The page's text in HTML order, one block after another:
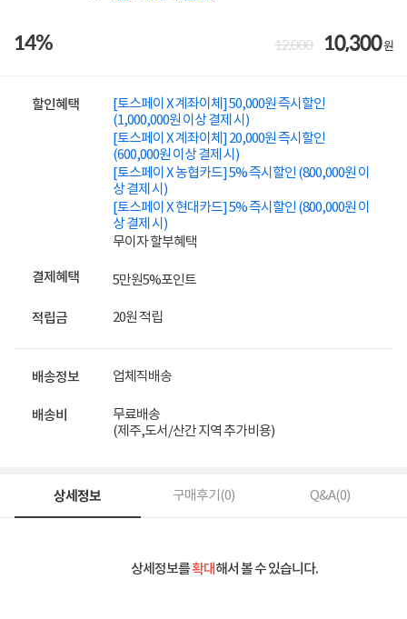
14% 12,000 10,300원
할인혜택
[토스페이 X 계좌이체] 50,000원 즉시할인
(1,000,000원 이상 결제 시)
[토스페이 X 계좌이체] 20,000원 즉시할인
(600,000원 이상 결제 시)
[토스페이 X 농협카드] 5% 즉시할인 (800,000원 이
상 결제 시)
[토스페이 X 현대카드] 5% 즉시할인 (800,000원 이
상 결제 시)
무이자 할부혜택
결제혜택 5만원5%포인트
적립금 20원 적립
배송정보 업체직배송
배송비
무료배송
(제주,도서/산간 지역 추가비용)
상세정보 구매후기(0) Q&A(0)
상세정보를확대해서 볼 수 있습니다.